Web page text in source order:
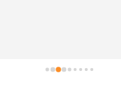
conformidade com a